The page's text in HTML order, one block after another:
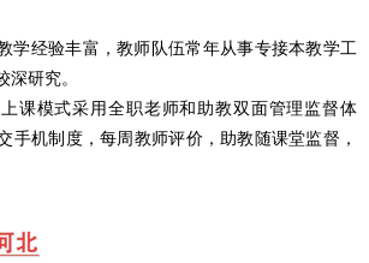
学经验丰富，教师队伍常年从事专接本教学工
研究。
上课模式采用全职老师和助教双面管理监督体
手机制度，每周教师评价，助教随课堂监督，